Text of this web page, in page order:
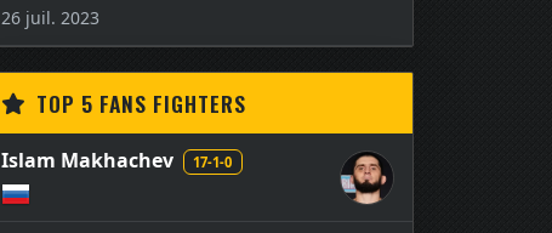
26 juil. 2023
TOP 5 FANS FIGHTERS
Islam Makhachev 17-1-0